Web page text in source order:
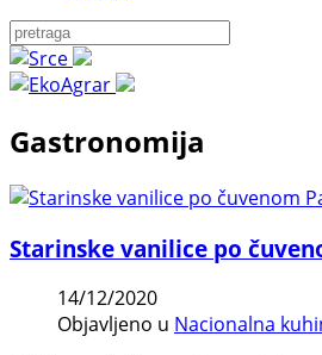
Gastronomija
Starinske vanilice po
14/12/2020
Objavljeno u Nacionalna